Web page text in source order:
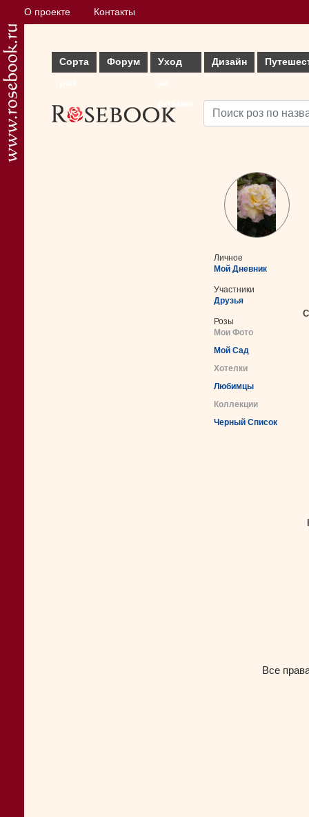
О проекте Контакты
Сорта
Форум
Уход
Дизайн
Личное
Мой Дневник
Участники
Друзья
Розы
Мои Фото
Мой Сад
Хотелки
Любимцы
Коллекции
Черный Список
Все